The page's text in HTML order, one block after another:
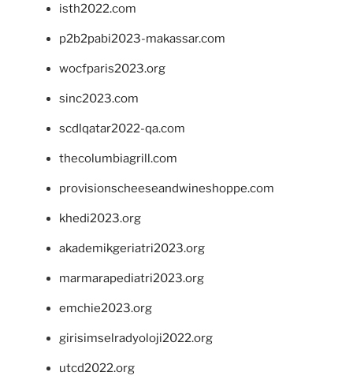
isth2022.com
p2b2pabi2023-makassar.com
wocfparis2023.org
sinc2023.com
scdlqatar2022-qa.com
thecolumbiagrill.com
provisionscheeseandwineshoppe.com
khedi2023.org
akademikgeriatri2023.org
marmarapediatri2023.org
emchie2023.org
girisimselradyoloji2022.org
utcd2022.org